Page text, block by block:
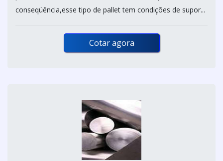
conseqüência,esse tipo de pallet tem condições de supor...
Cotar agora